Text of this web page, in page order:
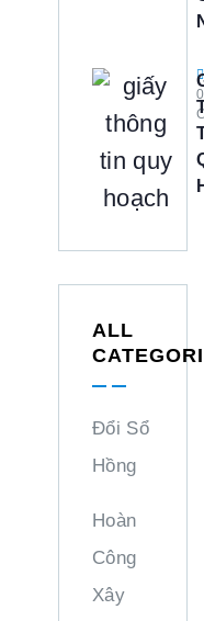
ALL
Đổi Sổ
Hồng
Hoàn
Công
Xây